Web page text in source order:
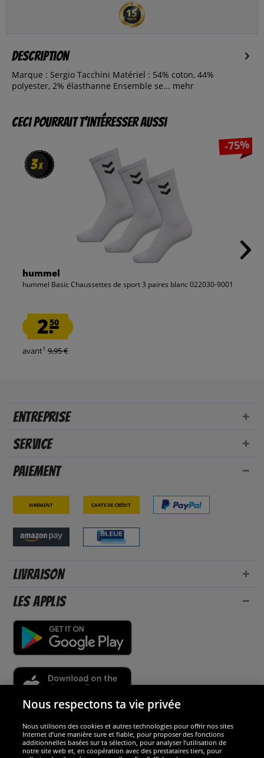
Description
Marque : Sergio Tacchini Matériel : 54% coton, 44%
polyester, 2% élasthanne Ensemble se... mehr
Ceci pourrait t’intéresser aussi
3x
3x
-75%
hummel
hummel Basic Chaussettes de sport 3 paires blanc 022030-9001
2.50
avant1 9,95 €
Entreprise
Service
Paiement
Virement Carte de crédit
Livraison
Les applis
Sécurité
Nous respectons ta vie privée
Nous utilisons des cookies et autres technologies pour offrir nos sites
Internet d’une manière sure et fiable, pour proposer des fonctions
additionnelles basées sur ta sélection, pour analyser l’utilisation de
notre site web et, en coopération avec des prestataires tiers, pour